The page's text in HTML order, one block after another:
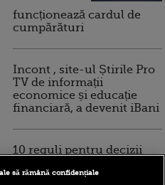
funcționează cardul de
cumpărături
Incont , site-ul Știrile Pro
TV de informații
economice și educație
financiară, a devenit iBani
10 reguli pentru decizii
să rămână confidențiale